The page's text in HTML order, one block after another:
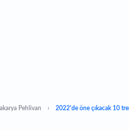
Pehlivan 2022'de öne çıkacak 10